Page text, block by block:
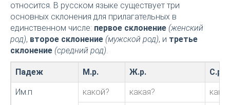
относится. В русском языке существует три
основных склонения для прилагательных в
единственном числе: первое склонение (женский
род), второе склонение (мужской род), и третье
склонение (средний род).
Падеж М.р. Ж.р. С.р.
Им.п какой? какая?